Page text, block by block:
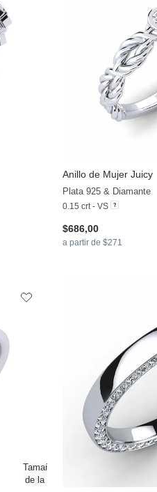
Anillo de Mujer Juicy
Plata 925 & Diamante
0.15 crt - VS
$686,00
a partir de $271